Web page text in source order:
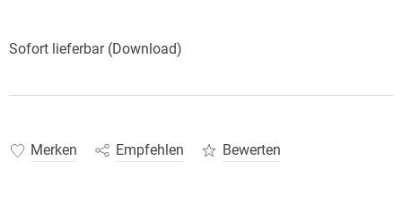
Sofort lieferbar (Download)
Merken Empfehlen Bewerten